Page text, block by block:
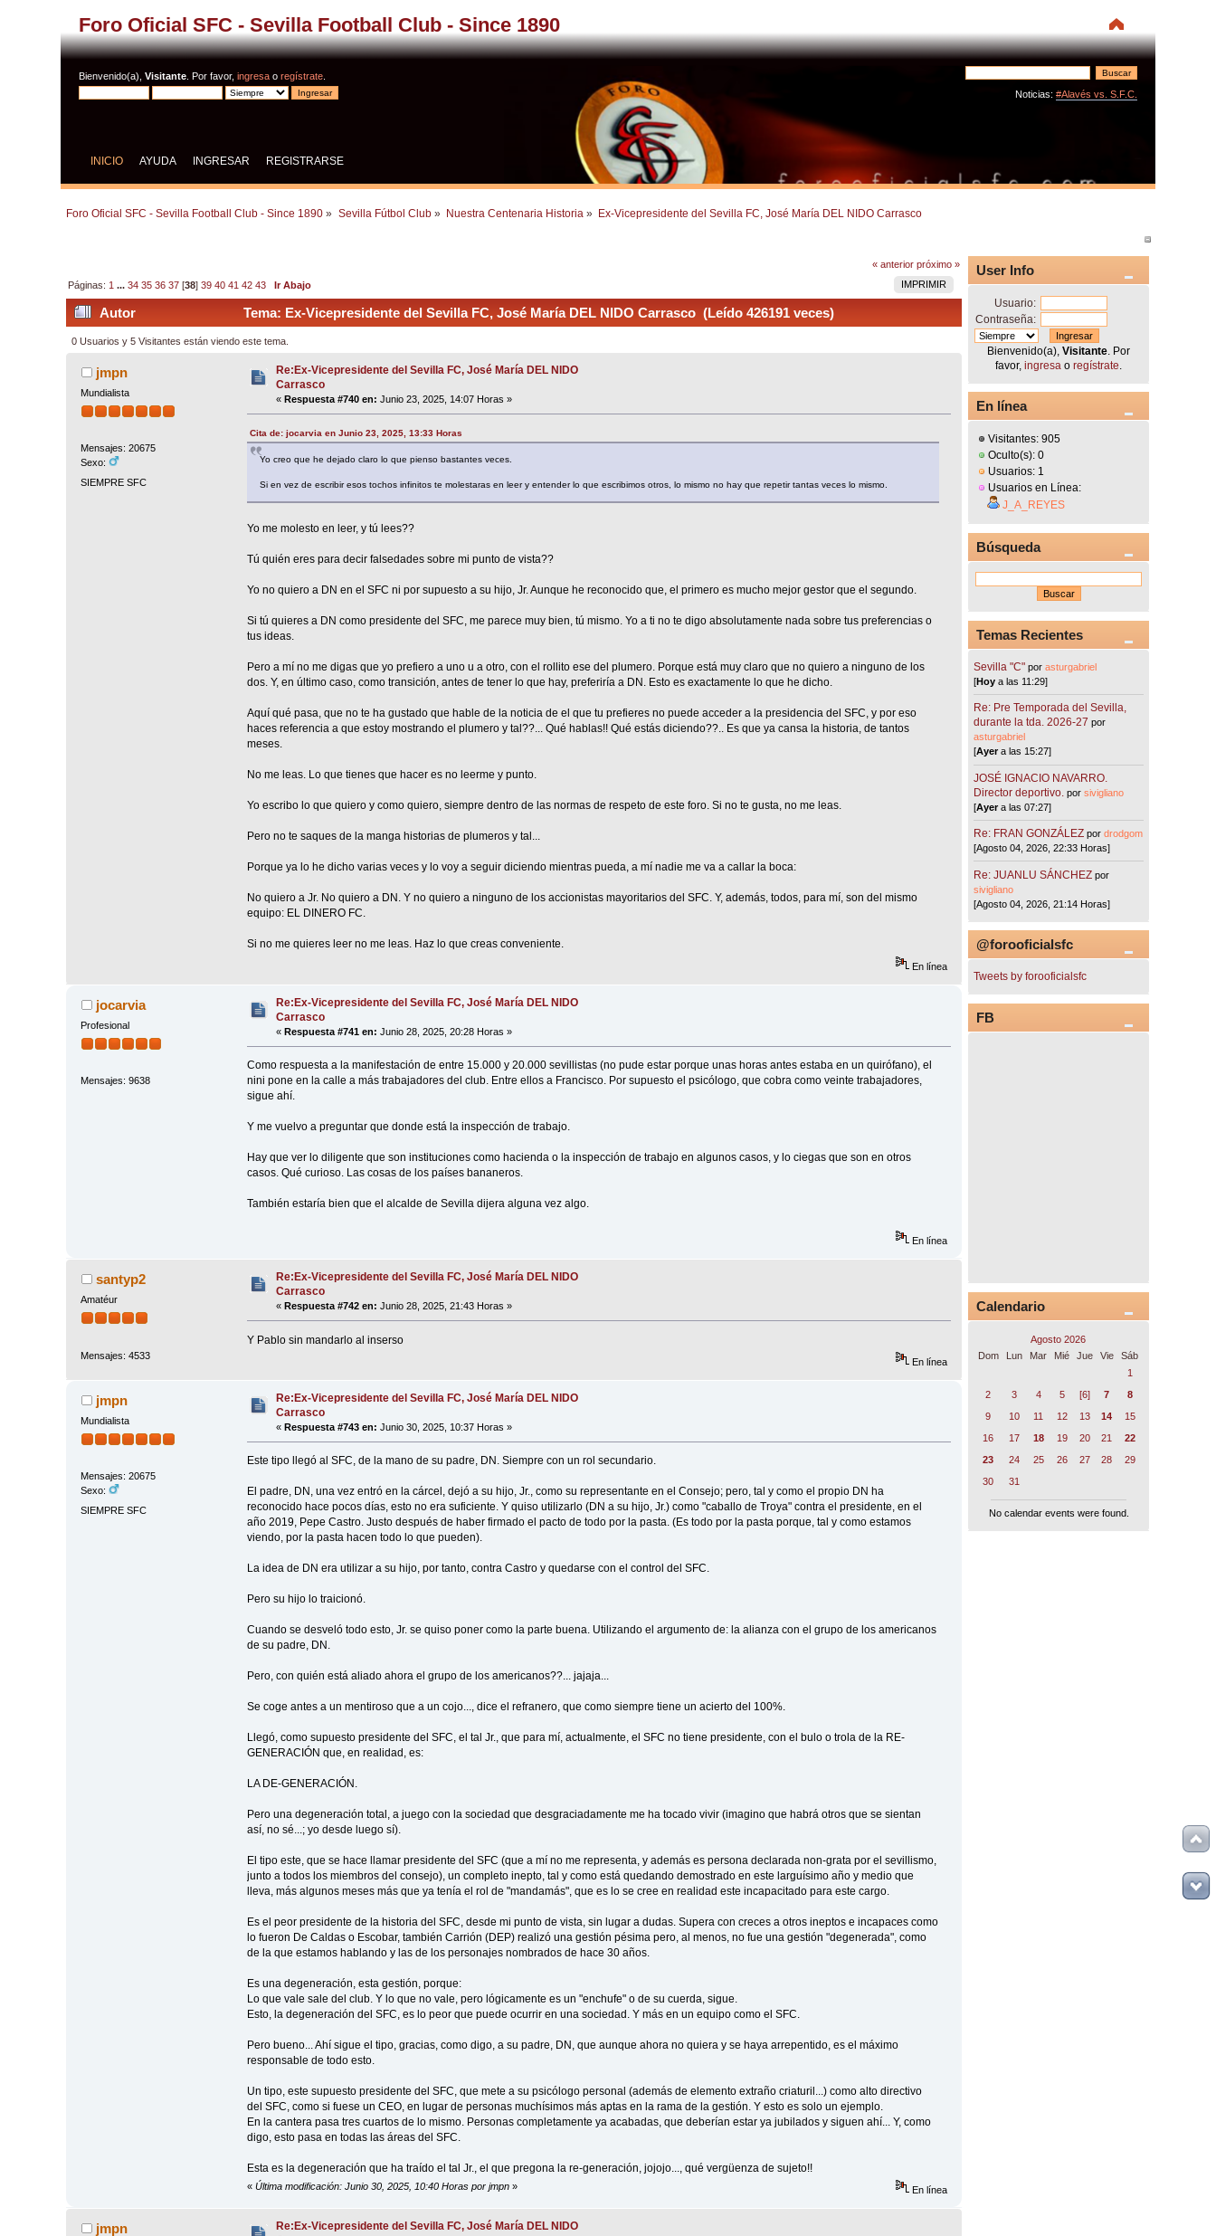
Foro Oficial SFC - Sevilla Football Club - Since 1890
Bienvenido(a),Visitante . Por favor,ingresa oregístrate
Noticias: #Alavés vs. S.F.C.
INICIO AYUDA INGRESAR REGISTRARSE
Foro Oficial SFC - Sevilla Football Club - Since 1890 » Sevilla Fútbol Club» Nuestra Centenaria Historia» Ex-Vicepresidente del Sevilla FC, José María DEL NIDO Carrasco
« anterior próximo »
IMPRIMIR
Páginas: 1 ...34 35 36 37 [38]39 40 41 42 43 Ir Abajo
Autor Tema: Ex-Vicepresidente del Sevilla FC, José María DEL NIDO Carrasco (Leído 426191 veces)
0 Usuarios y 5 Visitantes están viendo este tema.
jmpn
Mundialista
Mensajes: 20675
Sexo:
SIEMPRE SFC
Re:Ex-Vicepresidente del Sevilla FC, José María DEL NIDO
Carrasco
«Respuesta #740 en: Junio 23, 2025, 14:07 Horas »
Cita de: jocarvia en Junio 23, 2025, 13:33 Horas
Yo creo que he dejado claro lo que pienso bastantes veces.
Si en vez de escribir esos tochos infinitos te molestaras en leer y entender lo que escribimos otros, lo mismo no hay que repetir tantas veces lo mismo.
Yo me molesto en leer, y tú lees??
Tú quién eres para decir falsedades sobre mi punto de vista??
Yo no quiero a DN en el SFC ni por supuesto a su hijo, Jr. Aunque he reconocido que, el primero es mucho mejor gestor que el segundo.
Si tú quieres a DN como presidente del SFC, me parece muy bien, tú mismo. Yo a ti no te digo absolutamente nada sobre tus preferencias o
tus ideas.
Pero a mí no me digas que yo prefiero a uno u a otro, con el rollito ese del plumero. Porque está muy claro que no quiero a ninguno de los
dos. Y, en último caso, como transición, antes de tener lo que hay, preferiría a DN. Esto es exactamente lo que he dicho.
Aquí qué pasa, que no te ha gustado que hable de la noticia de el que tu prefieres no puede acceder a la presidencia del SFC, y por eso
haces referencia a que estoy mostrando el plumero y tal??... Qué hablas!! Qué estás diciendo??.. Es que ya cansa la historia, de tantos
meses.
No me leas. Lo que tienes que hacer es no leerme y punto.
Yo escribo lo que quiero y como quiero, siempre dentro de las normas de respeto de este foro. Si no te gusta, no me leas.
Pero no te saques de la manga historias de plumeros y tal...
Porque ya lo he dicho varias veces y lo voy a seguir diciendo mientras pueda, a mí nadie me va a callar la boca:
No quiero a Jr. No quiero a DN. Y no quiero a ninguno de los accionistas mayoritarios del SFC. Y, además, todos, para mí, son del mismo
equipo: EL DINERO FC.
Si no me quieres leer no me leas. Haz lo que creas conveniente.
En línea
jocarvia
Profesional
Mensajes: 9638
Re:Ex-Vicepresidente del Sevilla FC, José María DEL NIDO
Carrasco
«Respuesta #741 en: Junio 28, 2025, 20:28 Horas »
Como respuesta a la manifestación de entre 15.000 y 20.000 sevillistas (no pude estar porque unas horas antes estaba en un quirófano), el
nini pone en la calle a más trabajadores del club. Entre ellos a Francisco. Por supuesto el psicólogo, que cobra como veinte trabajadores,
sigue ahí.
Y me vuelvo a preguntar que donde está la inspección de trabajo.
Hay que ver lo diligente que son instituciones como hacienda o la inspección de trabajo en algunos casos, y lo ciegas que son en otros
casos. Qué curioso. Las cosas de los países bananeros.
También estaría bien que el alcalde de Sevilla dijera alguna vez algo.
En línea
santyp2
Amatéur
Mensajes: 4533
Re:Ex-Vicepresidente del Sevilla FC, José María DEL NIDO
Carrasco
« Respuesta #742 en: Junio 28, 2025, 21:43 Horas »
Y Pablo sin mandarlo al inserso
En línea
jmpn
Mundialista
Mensajes: 20675
Sexo:
SIEMPRE SFC
Re:Ex-Vicepresidente del Sevilla FC, José María DEL NIDO
Carrasco
«Respuesta #743 en: Junio 30, 2025, 10:37 Horas »
Este tipo llegó al SFC, de la mano de su padre, DN. Siempre con un rol secundario.
El padre, DN, una vez entró en la cárcel, dejó a su hijo, Jr., como su representante en el Consejo; pero, tal y como el propio DN ha
reconocido hace pocos días, esto no era suficiente. Y quiso utilizarlo (DN a su hijo, Jr.) como "caballo de Troya" contra el presidente, en el
año 2019, Pepe Castro. Justo después de haber firmado el pacto de todo por la pasta. (Es todo por la pasta porque, tal y como estamos
viendo, por la pasta hacen todo lo que pueden).
La idea de DN era utilizar a su hijo, por tanto, contra Castro y quedarse con el control del SFC.
Pero su hijo lo traicionó.
Cuando se desveló todo esto, Jr. se quiso poner como la parte buena. Utilizando el argumento de: la alianza con el grupo de los americanos
de su padre, DN.
Pero, con quién está aliado ahora el grupo de los americanos??... jajaja...
Se coge antes a un mentiroso que a un cojo..., dice el refranero, que como siempre tiene un acierto del 100%.
Llegó, como supuesto presidente del SFC, el tal Jr., que para mí, actualmente, el SFC no tiene presidente, con el bulo o trola de la RE-
GENERACIÓN que, en realidad, es:
LA DE-GENERACIÓN.
Pero una degeneración total, a juego con la sociedad que desgraciadamente me ha tocado vivir (imagino que habrá otros que se sientan
así, no sé...; yo desde luego sí).
El tipo este, que se hace llamar presidente del SFC (que a mí no me representa, y además es persona declarada non-grata por el sevillismo,
junto a todos los miembros del consejo), un completo inepto, tal y como está quedando demostrado en este larguísimo año y medio que
lleva, más algunos meses más que ya tenía el rol de "mandamás", que es lo se cree en realidad este incapacitado para este cargo.
Es el peor presidente de la historia del SFC, desde mi punto de vista, sin lugar a dudas. Supera con creces a otros ineptos e incapaces como
lo fueron De Caldas o Escobar, también Carrión (DEP) realizó una gestión pésima pero, al menos, no fue una gestión "degenerada", como
de la que estamos hablando y las de los personajes nombrados de hace 30 años.
Es una degeneración, esta gestión, porque:
Lo que vale sale del club. Y lo que no vale, pero lógicamente es un "enchufe" o de su cuerda, sigue.
Esto, la degeneración del SFC, es lo peor que puede ocurrir en una sociedad. Y más en un equipo como el SFC.
Pero bueno... Ahí sigue el tipo, gracias, como digo, a su padre, DN, que aunque ahora no quiera y se haya arrepentido, es el máximo
responsable de todo esto.
Un tipo, este supuesto presidente del SFC, que mete a su psicólogo personal (además de elemento extraño criaturil...) como alto directivo
del SFC, como si fuese un CEO, en lugar de personas muchísimos más aptas en la rama de la gestión. Y esto es solo un ejemplo.
En la cantera pasa tres cuartos de lo mismo. Personas completamente ya acabadas, que deberían estar ya jubilados y siguen ahí... Y, como
digo, esto pasa en todas las áreas del SFC.
Esta es la degeneración que ha traído el tal Jr., el que pregona la re-generación, jojojo..., qué vergüenza de sujeto!!
« Última modificación: Junio 30, 2025, 10:40 Horas por jmpn» En línea
jmpn
Re:Ex-Vicepresidente del Sevilla FC, José María DEL NIDO
User Info
Usuario:
Contraseña:
Bienvenido(a),Visitante . Por
favor,ingresa oregístrate
En línea
Visitantes: 905
Oculto(s): 0
Usuarios: 1
Usuarios en Línea:
J_A_REYES
Búsqueda
Temas Recientes
Sevilla "C"porasturgabriel
[Hoy a las 11:29]
Re: Pre Temporada del Sevilla,
durante la tda. 2026-27 por
asturgabriel
[Ayera las 15:27]
JOSÉ IGNACIO NAVARRO.
Director deportivo. porsivigliano
[Ayera las 07:27]
Re: FRAN GONZÁLEZ pordrodgom
[Agosto 04, 2026, 22:33 Horas]
Re: JUANLU SÁNCHEZ por
sivigliano
[Agosto 04, 2026, 21:14 Horas]
@forooficialsfc
Tweets by forooficialsfc
FB
Calendario
Agosto 2026
Dom
Lun Mar Mié Jue Vie
Sáb
1
2
3 4 5 [6] 7
8
9
10 11 12 13 14
15
16
17 18 19 20 21
22
23
24 25 26 27 28
29
30
31
No calendar events were found.